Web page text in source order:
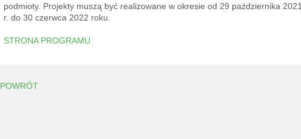
podmioty. Projekty muszą być realizowane w okresie od 29 października 2021
r. do 30 czerwca 2022 roku.
STRONA PROGRAMU
POWRÓT